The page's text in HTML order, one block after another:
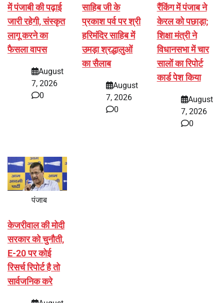
में पंजाबी की पढ़ाई
जारी रहेगी, संस्कृत
लागू करने का
फैसला वापस
August
7, 2026
0
साहिब जी के
प्रकाश पर्व पर श्री
हरिमंदिर साहिब में
उमड़ा श्रद्धालुओं
का सैलाब
August
7, 2026
0
रैंकिंग में पंजाब ने
केरल को पछाड़ा;
शिक्षा मंत्री ने
विधानसभा में चार
सालों का रिपोर्ट
कार्ड पेश किया
August
7, 2026
0
पंजाब
केजरीवाल की मोदी
सरकार को चुनौती,
E-20 पर कोई
रिसर्च रिपोर्ट है तो
सार्वजनिक करे